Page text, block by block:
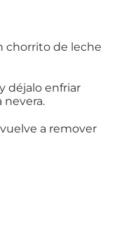
chorrito de leche
déjalo enfriar
a remover